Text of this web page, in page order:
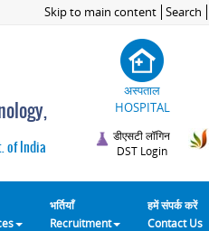
Skip to main content Search
of India
अस्पताल
HOSPITAL
डीएसटी लॉगिन
DST Login
भर्तियाँ
Recruitment
हमें संपर्क करें
Contact Us